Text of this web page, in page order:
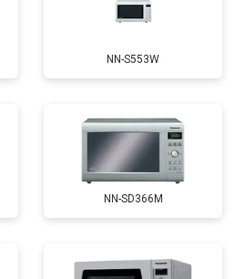
NN-S553W
NN-SD366M